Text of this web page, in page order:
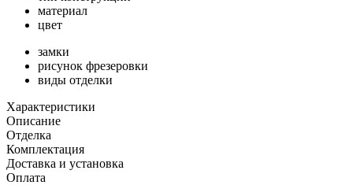
материал
цвет
замки
рисунок фрезеровки
виды отделки
Характеристики
Описание
Отделка
Комплектация
Доставка и установка
Оплата